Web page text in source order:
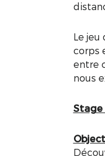
Le
corps
entre
nous
Stage